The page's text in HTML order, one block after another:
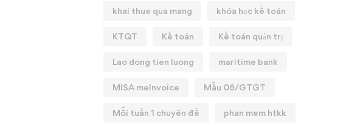
khai thue qua mang khóa học kế toán
KTQT Kế toán Kế toán quản trị
Lao dong tien luong maritime bank
MISA meInvoice Mẫu 06/GTGT
Mỗi tuần 1 chuyên đề phan mem htkk